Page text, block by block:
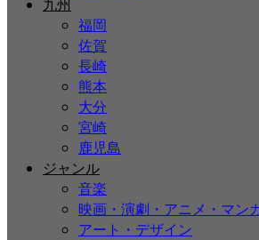
九州
福岡
佐賀
長崎
熊本
大分
宮崎
鹿児島
ジャンル
音楽
映画・演劇・アニメ・マン
アート・デザイン